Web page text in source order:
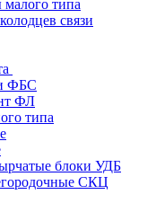
типа
связи
ФБС
ФЛ
типа
блоки УДБ
СКЦ